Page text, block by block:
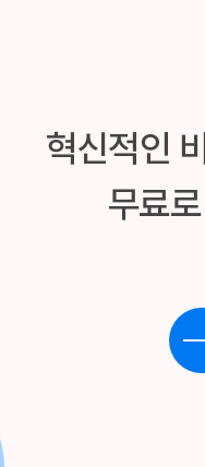
혁신적인
무료